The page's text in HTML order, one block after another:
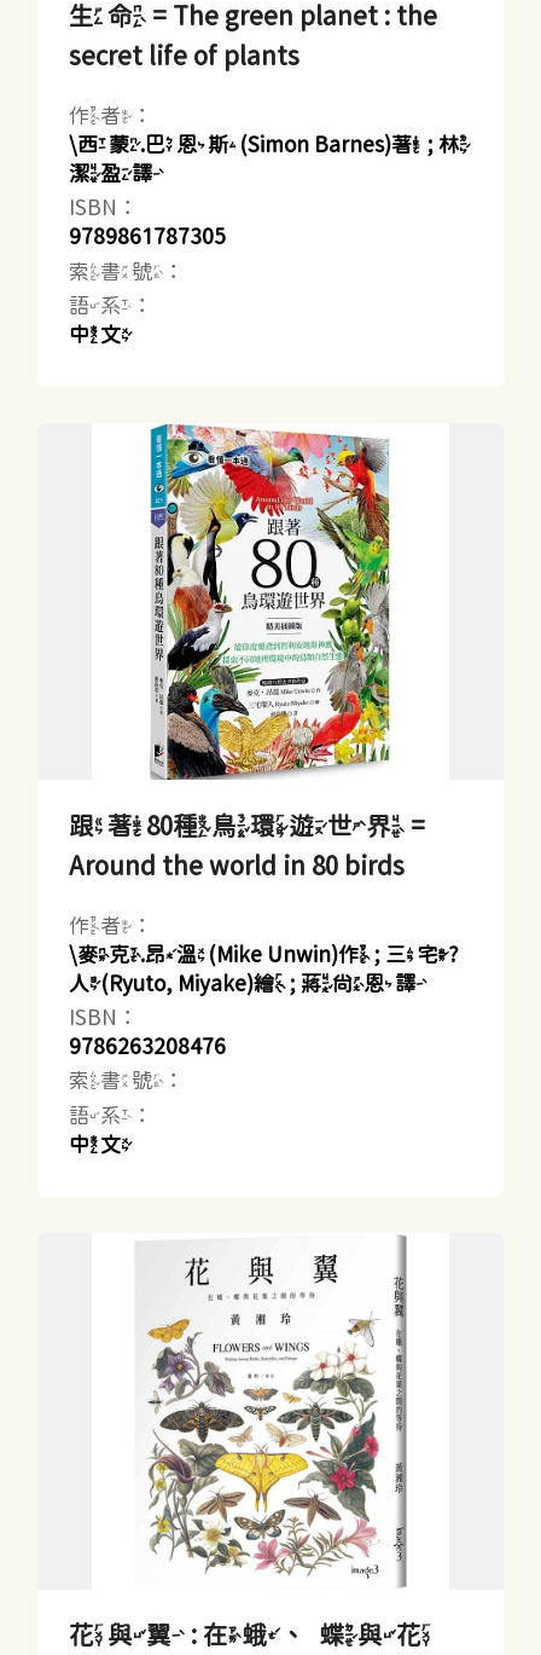
生命 = The green planet : the
secret life of plants
作者：
\西蒙.巴恩斯(Simon Barnes)著 ; 林
潔盈譯
ISBN：
9789861787305
索書號：
語系：
中文
跟著80種鳥環遊世界 =
Around the world in 80 birds
作者：
\麥克.昂溫(Mike Unwin)作 ; 三宅?
人(Ryuto, Miyake)繪 ; 蔣尚恩譯
ISBN：
9786263208476
索書號：
語系：
中文
花與翼 : 在蛾、蝶與花